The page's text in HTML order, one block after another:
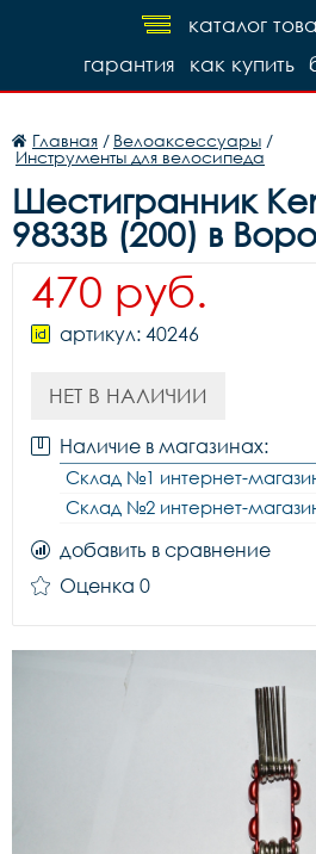
каталог
как купить
гарантия
Главная / Велоаксессуары /
Инструменты для велосипеда
Шестигранник
9833B (200) в
470 руб.
артикул: 40246
НЕТ В НАЛИЧИИ
Наличие в магазинах:
Склад №1 интернет-
Склад №2 интернет-
добавить в сравнение
Оценка 0